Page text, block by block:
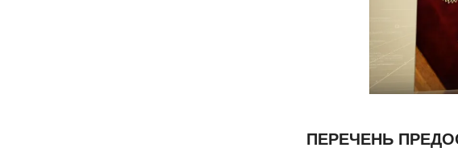
ПЕРЕЧЕНЬ